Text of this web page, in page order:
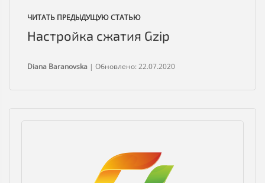
ЧИТАТЬ ПРЕДЫДУЩУЮ СТАТЬЮ
Настройка сжатия Gzip
Diana Baranovska | Обновлено: 22.07.2020